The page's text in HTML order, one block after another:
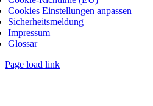
Cookies Einstellungen anpassen
Sicherheitsmeldung
Impressum
Glossar
Page load link